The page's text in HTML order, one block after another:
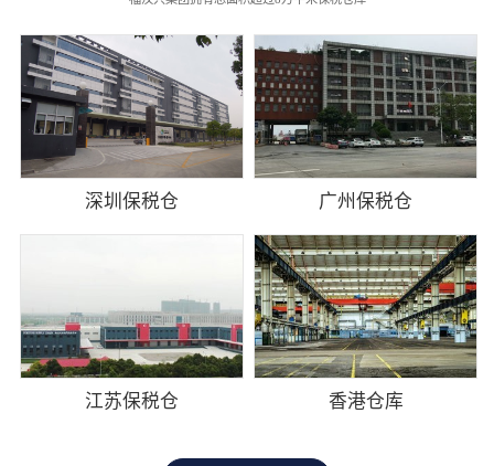
深圳保税仓 广州保税仓
江苏保税仓 香港仓库